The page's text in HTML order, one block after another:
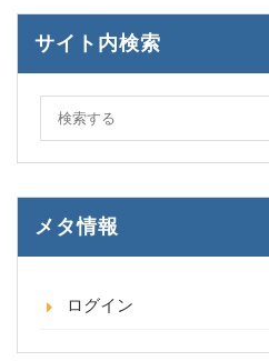
サイト内検索
メタ情報
ログイン